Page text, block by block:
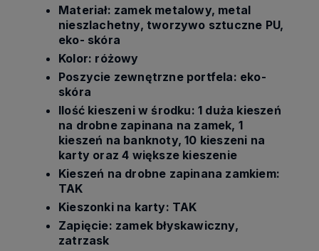
Materiał: zamek metalowy, metal
nieszlachetny, tworzywo sztuczne PU,
eko- skóra
Kolor: różowy
Poszycie zewnętrzne portfela: eko-
skóra
Ilość kieszeni w środku: 1 duża kieszeń
na drobne zapinana na zamek, 1
kieszeń na banknoty, 10 kieszeni na
karty oraz 4 większe kieszenie
Kieszeń na drobne zapinana zamkiem:
TAK
Kieszonki na karty: TAK
Zapięcie: zamek błyskawiczny,
zatrzask